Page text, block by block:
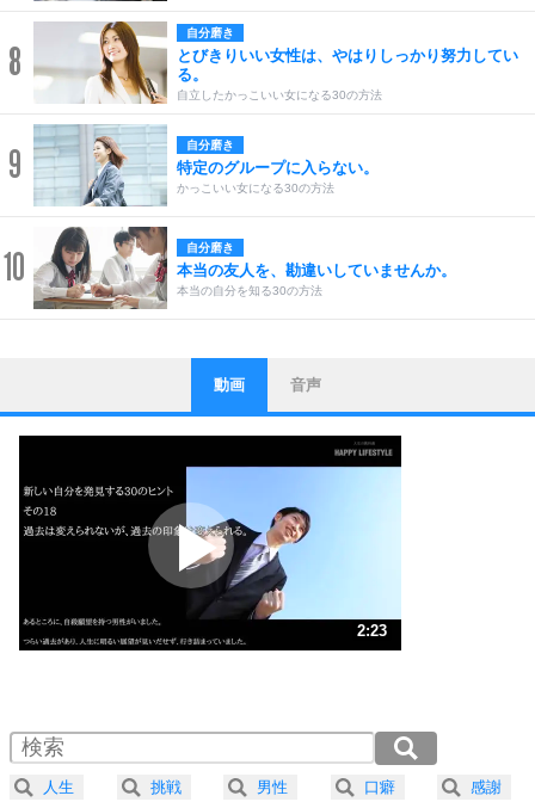
8
自分磨き
とびきりいい女性は、やはりしっかり努力してい
る。
自立したかっこいい女になる30の方法
9 自分磨き
特定のグループに入らない。
かっこいい女になる30の方法
10 自分磨き
本当の友人を、勘違いしていませんか。
本当の自分を知る30の方法
1
ストレス対策
他人と比べない。
いっそのこと、他人を見ない。
いらいらしない人になる30の方法
プラス思考
ポジティブになれない原因は、行動しないから。
ポジティブ思考になる30の方法
ストレス対策
人生、なんとかなるもの。
気楽に生きる30の方法
4 器の大きい人は、怒りを優しさで表現する。
プラス思考
動画 音声
2:23
2.0倍速 （281KB 1分11秒）
2.5倍速 （225KB 57秒）
人生 挑戦 男性 口癖 感謝